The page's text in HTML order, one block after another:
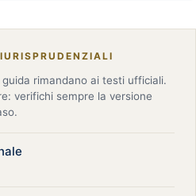
rimandano ai testi ufficiali.
verifichi sempre la versione